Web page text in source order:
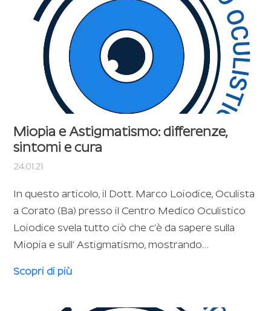
Miopia e Astigmatismo: differenze,
sintomi e cura
24.01.21
In questo articolo, il Dott. Marco Loiodice, Oculista
a Corato (Ba) presso il Centro Medico Oculistico
Loiodice svela tutto ciò che c’è da sapere sulla
Miopia e sull’ Astigmatismo, mostrando…
Scopri di più